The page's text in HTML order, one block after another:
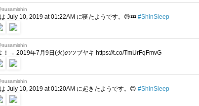
は July 10, 2019 at 01:22AM に寝たようです。😪💤 #ShinSleep
！→ 2019年7月9日(火)のツブヤキ https://t.co/TmUrFqFmvG
は July 10, 2019 at 01:20AM に起きたようです。😊 #ShinSleep